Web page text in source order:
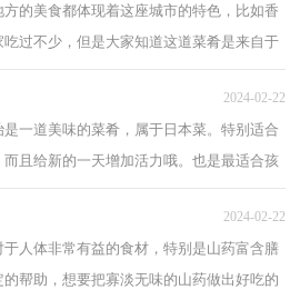
的美食都体现着这座城市的特色，比如香
过不少，但是大家知道这道菜肴是来自于
家揭晓答案，请...
2024-02-22
一道美味的菜肴，属于日本菜。特别适合
且给新的一天增加活力哦。也是最适合孩
鸡蛋三明治呢？一起来...
2024-02-22
人体非常有益的食材，特别是山药富含膳
帮助，想要把寡淡无味的山药做出好吃的